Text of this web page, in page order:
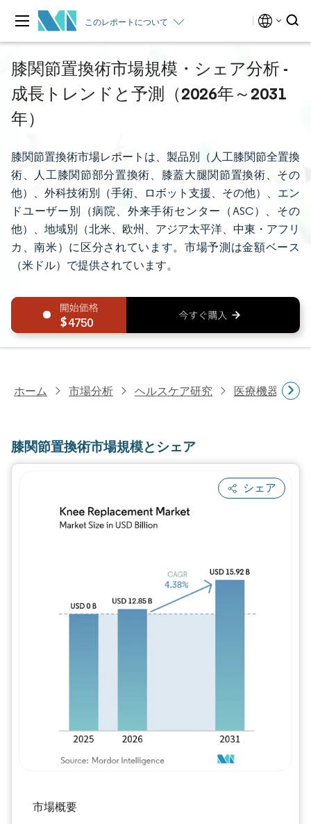
このレポートについて
膝関節置換術市場規模・シェア分析 -
成長トレンドと予測（2026年～2031
年）
膝関節置換術市場レポートは、製品別（人工膝関節全置換
術、人工膝関節部分置換術、膝蓋大腿関節置換術、その
他）、外科技術別（手術、ロボット支援、その他）、エン
ドユーザー別（病院、外来手術センター（ASC）、その
他）、地域別（北米、欧州、アジア太平洋、中東・アフリ
カ、南米）に区分されています。市場予測は金額ベース
（米ドル）で提供されています。
4750
ホーム 市場分析 ヘルスケア研究 医療機器研究
膝関節置換術市場規模とシェア
シェア
市場概要